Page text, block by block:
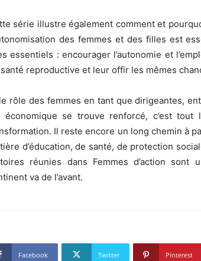
série illustre également comment et
des femmes et des filles est
essentiels : encourager l’autonomie et
reproductive et leur offir les mêmes
rôle des femmes en tant que dirigeantes,
économique se trouve renforcé, c’est
Il reste encore un long chemin à
d’éducation, de santé, de protection
réunies dans Femmes d’action sont
va de l’avant.
Facebook Twitter Pinterest